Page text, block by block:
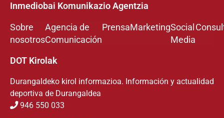
Inmediobai Komunikazio Agentzia
Sobre
nosotros
Agencia de
Comunicación
PrensaMarketingSocial
Media
DOT Kirolak
Durangaldeko kirol informazioa. Información y actualidad
deportiva de Durangaldea
946 550 033